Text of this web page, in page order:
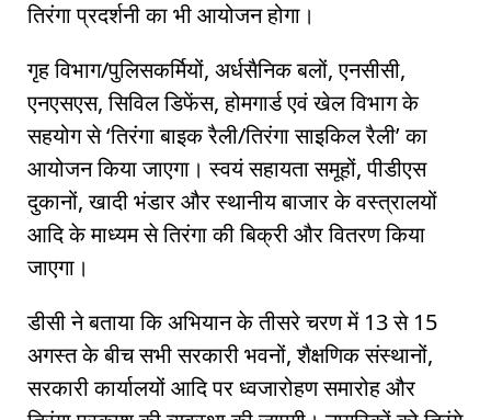
तिरंगा प्रदर्शनी का भी आयोजन होगा।
गृह विभाग/पुलिसकर्मियों, अर्धसैनिक बलों, एनसीसी,
एनएसएस, सिविल डिफेंस, होमगार्ड एवं खेल विभाग के
सहयोग से ‘तिरंगा बाइक रैली/तिरंगा साइकिल रैली’ का
आयोजन किया जाएगा। स्वयं सहायता समूहों, पीडीएस
दुकानों, खादी भंडार और स्थानीय बाजार के वस्त्रालयों
आदि के माध्यम से तिरंगा की बिक्री और वितरण किया
जाएगा।
डीसी ने बताया कि अभियान के तीसरे चरण में 13 से 15
अगस्त के बीच सभी सरकारी भवनों, शैक्षणिक संस्थानों,
सरकारी कार्यालयों आदि पर ध्वजारोहण समारोह और